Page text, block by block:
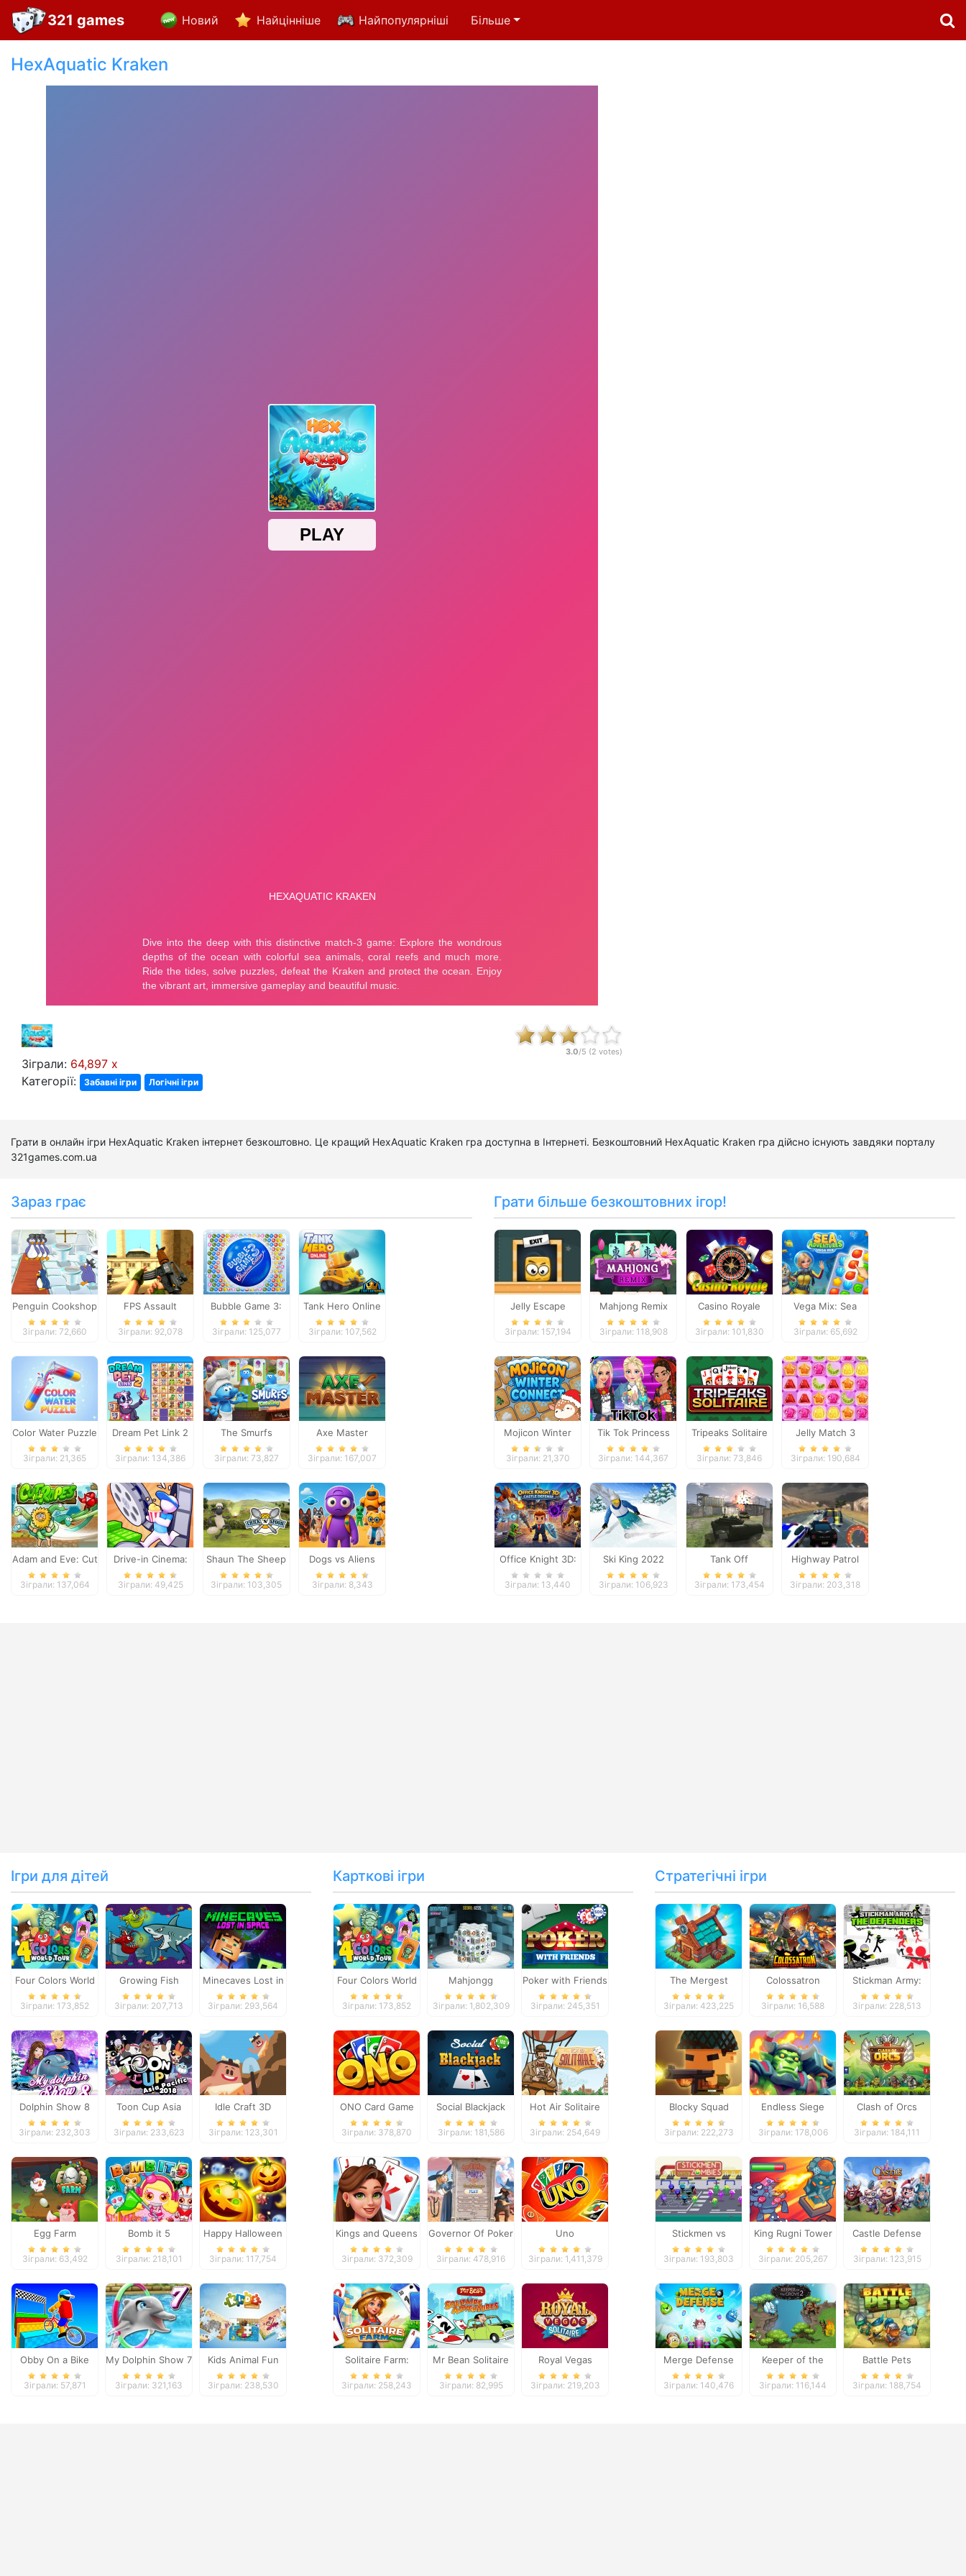
321 games Новий Найцінніше Найпопулярніші Більше
HexAquatic Kraken
Зіграли: 64,897 x
Категорії:
Забавні ігри Логічні ігри
3.0/5 (2 votes)
Грати в онлайн ігри HexAquatic Kraken інтернет безкоштовно. Це кращий HexAquatic Kraken гра доступна в Інтернеті. Безкоштовний HexAquatic Kraken гра дійсно існують завдяки порталу
321games.com.ua
Зараз грає
Penguin Cookshop
Зіграли: 72,660
FPS Assault
Shooter
Зіграли: 92,078
Bubble Game 3:
Christmas Edition
Зіграли: 125,077
Tank Hero Online
Зіграли: 107,562
Color Water Puzzle
Зіграли: 21,365
Dream Pet Link 2
Зіграли: 134,386
The Smurfs
Cooking
Зіграли: 73,827
Axe Master
Зіграли: 167,007
Adam and Eve: Cut
the Ropes
Зіграли: 137,064
Drive-in Cinema:
Idle Game
Зіграли: 49,425
Shaun The Sheep
Chick n Spoon
Зіграли: 103,305
Dogs vs Aliens
Зіграли: 8,343
Грати більше безкоштовних ігор!
Jelly Escape
Зіграли: 157,194
Mahjong Remix
Зіграли: 118,908
Casino Royale
Зіграли: 101,830
Vega Mix: Sea
Adventures
Зіграли: 65,692
Mojicon Winter
Connect
Зіграли: 21,370
Tik Tok Princess
Зіграли: 144,367
Tripeaks Solitaire
Зіграли: 73,846
Jelly Match 3
Зіграли: 190,684
Office Knight 3D:
Castle Defense
Зіграли: 13,440
Ski King 2022
Зіграли: 106,923
Tank Off
Зіграли: 173,454
Highway Patrol
Showdown
Зіграли: 203,318
Ігри для дітей
Four Colors World
Tour
Зіграли: 173,852
Growing Fish
Зіграли: 207,713
Minecaves Lost in
Space
Зіграли: 293,564
Dolphin Show 8
Зіграли: 232,303
Toon Cup Asia
Pacific 2018
Зіграли: 233,623
Idle Craft 3D
Зіграли: 123,301
Egg Farm
Зіграли: 63,492
Bomb it 5
Зіграли: 218,101
Happy Halloween
Зіграли: 117,754
Obby On a Bike
Зіграли: 57,871
My Dolphin Show 7
Зіграли: 321,163
Kids Animal Fun
Зіграли: 238,530
Карткові ігри
Four Colors World
Tour
Зіграли: 173,852
Mahjongg
Dimensions
Зіграли: 1,802,309
Poker with Friends
Зіграли: 245,351
ONO Card Game
Зіграли: 378,870
Social Blackjack
Зіграли: 181,586
Hot Air Solitaire
Зіграли: 254,649
Kings and Queens
Solitaire Tripeaks
Зіграли: 372,309
Governor Of Poker
2
Зіграли: 478,916
Uno
Зіграли: 1,411,379
Solitaire Farm:
Seasons
Зіграли: 258,243
Mr Bean Solitaire
Adventures
Зіграли: 82,995
Royal Vegas
Solitaire
Зіграли: 219,203
Стратегічні ігри
The Mergest
Kingdom
Зіграли: 423,225
Colossatron
Зіграли: 16,588
Stickman Army:
The Defenders
Зіграли: 228,513
Blocky Squad
Зіграли: 222,273
Endless Siege
Зіграли: 178,006
Clash of Orcs
Зіграли: 184,111
Stickmen vs
Zombies
Зіграли: 193,803
King Rugni Tower
Defense
Зіграли: 205,267
Castle Defense
Зіграли: 123,915
Merge Defense
Зіграли: 140,476
Keeper of the
Grove 2
Зіграли: 116,144
Battle Pets
Зіграли: 188,754